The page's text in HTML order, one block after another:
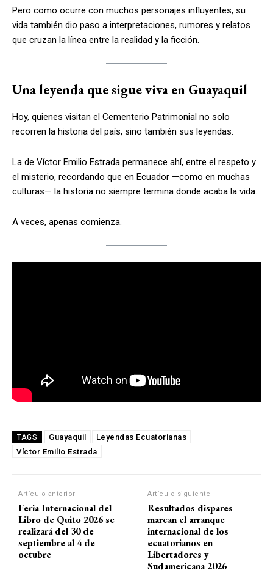
Pero como ocurre con muchos personajes influyentes, su
vida también dio paso a interpretaciones, rumores y relatos
que cruzan la línea entre la realidad y la ficción.
Una leyenda que sigue viva en Guayaquil
Hoy, quienes visitan el Cementerio Patrimonial no solo
recorren la historia del país, sino también sus leyendas.
La de Víctor Emilio Estrada permanece ahí, entre el respeto y
el misterio, recordando que en Ecuador —como en muchas
culturas— la historia no siempre termina donde acaba la vida.
A veces, apenas comienza.
TAGS Guayaquil
Leyendas Ecuatorianas
Víctor Emilio Estrada
Artículo anterior
Feria Internacional del
Libro de Quito 2026 se
realizará del 30 de
septiembre al 4 de
octubre
Artículo siguiente
Resultados dispares
marcan el arranque
internacional de los
ecuatorianos en
Libertadores y
Sudamericana 2026